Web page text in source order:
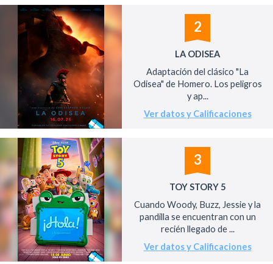
2
LA ODISEA
Adaptación del clásico "La
Odisea" de Homero. Los peligros
y ap...
Ver datos y Calificaciones
3
TOY STORY 5
Cuando Woody, Buzz, Jessie y la
pandilla se encuentran con un
recién llegado de ...
Ver datos y Calificaciones